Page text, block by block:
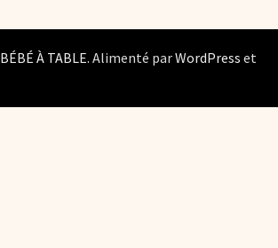
BÉBÉ À TABLE. Alimenté parWordPress et